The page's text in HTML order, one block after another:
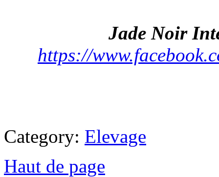
Jade Noir
https://
Category: Elevage
Haut de page